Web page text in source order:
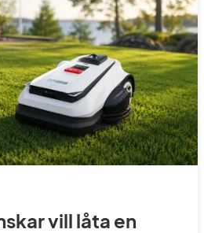
vill låta en